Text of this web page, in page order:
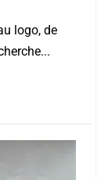
logo, de